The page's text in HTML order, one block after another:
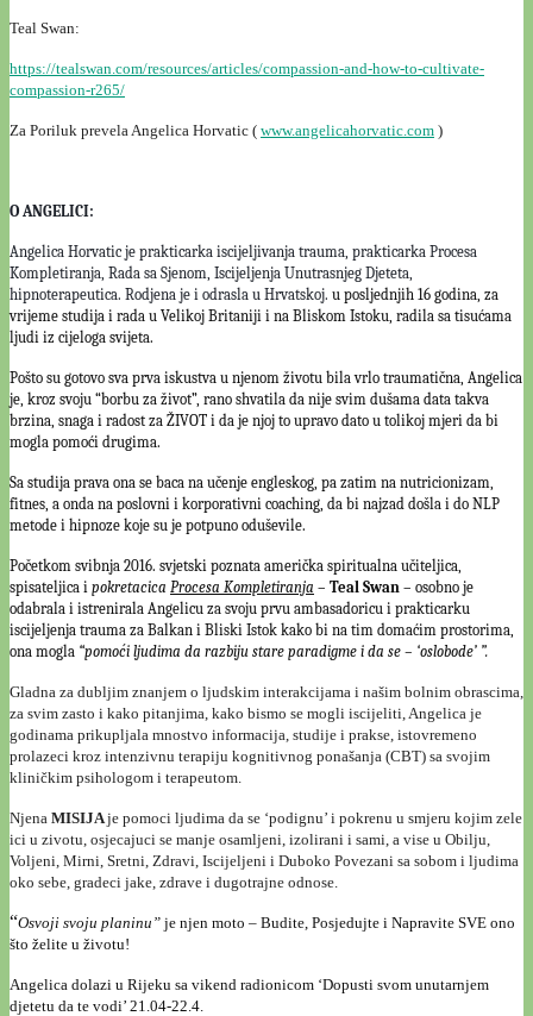
Teal Swan:
https://tealswan.com/resources/articles/compassion-and-how-to-cultivate-
compassion-r265/
Za Poriluk prevela Angelica Horvatic ( www.angelicahorvatic.com )
O ANGELICI:
Angelica Horvatic je prakticarka iscijeljivanja trauma, prakticarka Procesa
Kompletiranja, Rada sa Sjenom, Iscijeljenja Unutrasnjeg Djeteta,
hipnoterapeutica. Rodjena je i odrasla u Hrvatskoj. u posljednjih 16 godina, za
vrijeme studija i rada u Velikoj Britaniji i na Bliskom Istoku, radila sa tisućama
ljudi iz cijeloga svijeta.
Pošto su gotovo sva prva iskustva u njenom životu bila vrlo traumatična, Angelica
je, kroz svoju “borbu za život”, rano shvatila da nije svim dušama data takva
brzina, snaga i radost za ŽIVOT i da je njoj to upravo dato u tolikoj mjeri da bi
mogla pomoći drugima.
Sa studija prava ona se baca na učenje engleskog, pa zatim na nutricionizam,
fitnes, a onda na poslovni i korporativni coaching, da bi najzad došla i do NLP
metode i hipnoze koje su je potpuno oduševile.
Početkom svibnja 2016. svjetski poznata američka spiritualna učiteljica,
spisateljica i pokretacica Procesa Kompletiranja – Teal Swan – osobno je
odabrala i istrenirala Angelicu za svoju prvu ambasadoricu i prakticarku
iscijeljenja trauma za Balkan i Bliski Istok kako bi na tim domaćim prostorima,
ona mogla “pomoći ljudima da razbiju stare paradigme i da se – ‘oslobode’ ”.
Gladna za dubljim znanjem o ljudskim interakcijama i našim bolnim obrascima,
za svim zasto i kako pitanjima, kako bismo se mogli iscijeliti, Angelica je
godinama prikupljala mnostvo informacija, studije i prakse, istovremeno
prolazeci kroz intenzivnu terapiju kognitivnog ponašanja (CBT) sa svojim
kliničkim psihologom i terapeutom.
Njena MISIJAje pomoci ljudima da se ‘podignu’ i pokrenu u smjeru kojim zele
ici u zivotu, osjecajuci se manje osamljeni, izolirani i sami, a vise u Obilju,
Voljeni, Mirni, Sretni, Zdravi, Iscijeljeni i Duboko Povezani sa sobom i ljudima
oko sebe, gradeci jake, zdrave i dugotrajne odnose.
“Osvoji svoju planinu” je njen moto – Budite, Posjedujte i Napravite SVE ono
što želite u životu!
Angelica dolazi u Rijeku sa vikend radionicom ‘Dopusti svom unutarnjem
djetetu da te vodi’ 21.04-22.4.